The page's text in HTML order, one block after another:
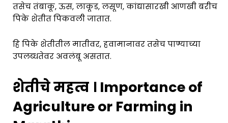
तसेच तंबाकू, ऊस, लाकूड, लसूण, कांद्यासारखी आणखी बरीच
पिके शेतीत पिकवली जातात.
हि पिके शेतीतील मातीवर, हवामानावर तसेच पाण्याच्या
उपलब्धतेवर अवलंबू असतात.
शेतीचे महत्व । Importance of
Agriculture or Farming in